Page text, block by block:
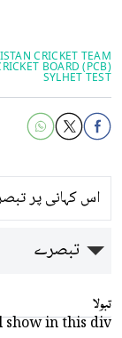
CRICKET TEAM
BOARD (PCB)
SYLHET TEST
اس کہانی پر
تبصرے
تبولا
show in this div